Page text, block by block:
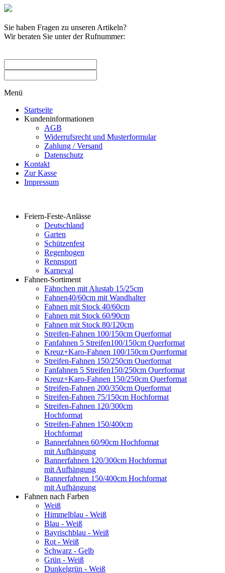
Sie haben Fragen zu unseren Artikeln?
Wir beraten Sie unter der Rufnummer:
Menü
Startseite
Kundeninformationen
AGB
Widerrufsrecht und Musterformular
Zahlung / Versand
Datenschutz
Kontakt
Zur Kasse
Impressum
Feiern-Feste-Anlässe
Deutschland
Garten
Schützenfest
Regenbogen
Rennsport
Karneval
Fahnen-Sortiment
Fähnchen mit Alustab 15/25cm
Fahnen40/60cm mit Wandhalter
Fahnen mit Stock 40/60cm
Fahnen mit Stock 60/90cm
Fahnen mit Stock 80/120cm
Streifen-Fahnen 100/150cm Querformat
Fanfahnen 5 Streifen100/150cm Querformat
Kreuz+Karo-Fahnen 100/150cm Querformat
Streifen-Fahnen 150/250cm Ouerformat
Fanfahnen 5 Streifen150/250cm Ouerformat
Kreuz+Karo-Fahnen 150/250cm Querformat
Streifen-Fahnen 200/350cm Querformat
Streifen-Fahnen 75/150cm Hochformat
Streifen-Fahnen 120/300cm
Hochformat
Streifen-Fahnen 150/400cm
Hochformat
Bannerfahnen 60/90cm Hochformat
mit Aufhängung
Bannerfahnen 120/300cm Hochformat
mit Aufhängung
Bannerfahnen 150/400cm Hochformat
mit Aufhängung
Fahnen nach Farben
Weiß
Himmelblau - Weiß
Blau - Weiß
Bayrischblau - Weiß
Rot - Weiß
Schwarz - Gelb
Grün - Weiß
Dunkelgrün - Weiß